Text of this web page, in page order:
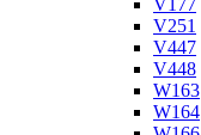
V177
V251
V447
V448
W163
W164